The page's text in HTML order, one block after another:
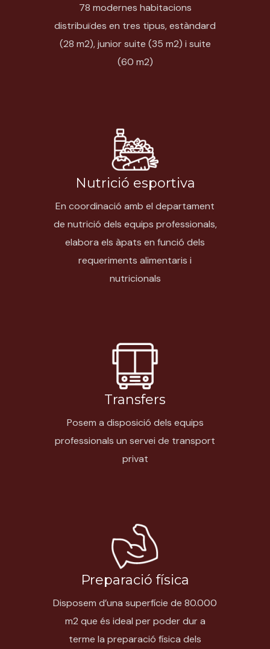
78 modernes habitacions
distribuïdes en tres tipus, estàndard
(28 m2), junior suite (35 m2) i suite
(60 m2)
Nutrició esportiva
En coordinació amb el departament
de nutrició dels equips professionals,
elabora els àpats en funció dels
requeriments alimentaris i
nutricionals
Transfers
Posem a disposició dels equips
professionals un servei de transport
privat
Preparació física
Disposem d’una superfície de 80.000
m2 que és ideal per poder dur a
terme la preparació física dels